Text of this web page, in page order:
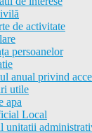
de activitate
persoanelor
anual privind
utile
apa
Local
unitatii